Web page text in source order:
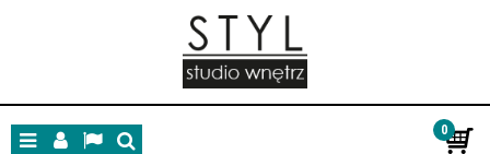
MenuPanelLangSzukaj
0